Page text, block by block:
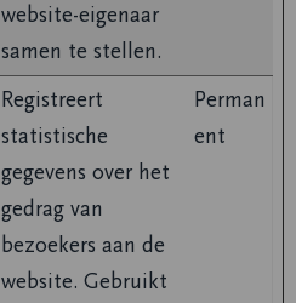
website-eigenaar
samen te stellen.
Registreert
statistische
gegevens over het
gedrag van
bezoekers aan de
website. Gebruikt
Perman
ent